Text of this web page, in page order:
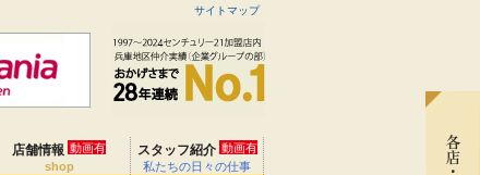
サイトマップ
店舗情報 動画有
shop
スタッフ紹介 動画有
私たちの日々の仕事